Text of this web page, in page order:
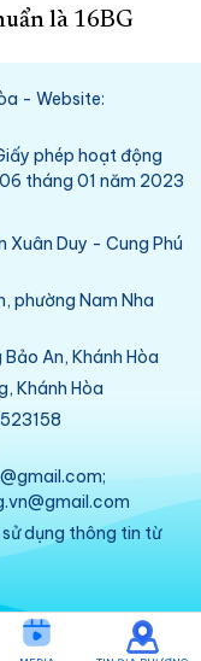
là 16BG
- Website:
phép hoạt động
tháng 01 năm 2023
Xuân Duy - Cung Phú
phường Nam Nha
An, Khánh Hòa
Khánh Hòa
sử dụng thông tin từ